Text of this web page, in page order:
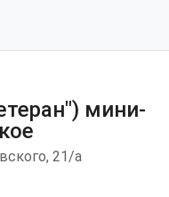
мини-
21/а